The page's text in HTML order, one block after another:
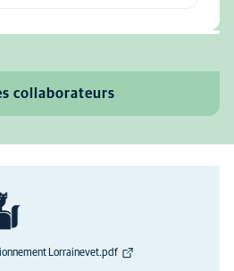
collaborateurs
Lorrainevet.pdf